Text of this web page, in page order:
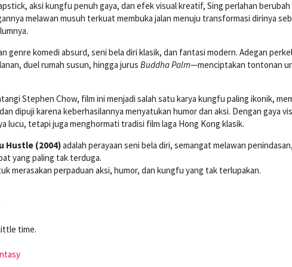
aksi kungfu penuh gaya, dan efek visual kreatif, Sing perlahan berubah
melawan musuh terkuat membuka jalan menuju transformasi dirinya
genre komedi absurd, seni bela diri klasik, dan fantasi modern. Adegan
duel rumah susun, hingga jurus Buddha Palm—menciptakan tontonan
Stephen Chow, film ini menjadi salah satu karya kungfu paling ikonik,
dipuji karena keberhasilannya menyatukan humor dan aksi. Dengan gaya
lucu, tetapi juga menghormati tradisi film laga Hong Kong klasik.
Hustle (2004)adalah perayaan seni bela diri, semangat melawan
yang paling tak terduga.
merasakan perpaduan aksi, humor, dan kungfu yang tak terlupakan.
time.